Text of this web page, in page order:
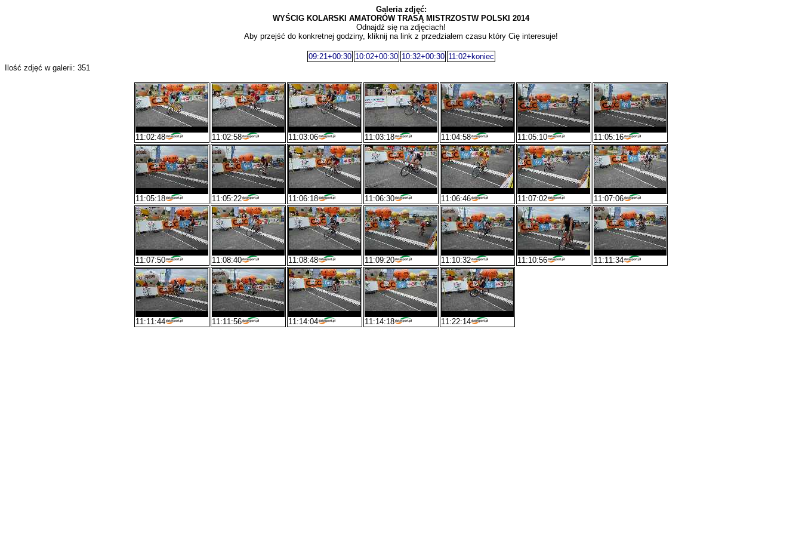
Galeria zdjęć:
WYŚCIG KOLARSKI AMATORÓW TRASĄ MISTRZOSTW POLSKI 2014
Odnajdź się na zdjęciach!
Aby przejść do konkretnej godziny, kliknij na link z przedziałem czasu który Cię interesuje!
09:21+00:30 10:02+00:30 10:32+00:30 11:02+koniec
Ilość zdjęć w galerii: 351
11:02:48 11:02:58 11:03:06 11:03:18 11:04:58 11:05:10 11:05:16
11:05:18 11:05:22 11:06:18 11:06:30 11:06:46 11:07:02 11:07:06
11:07:50 11:08:40 11:08:48 11:09:20 11:10:32 11:10:56 11:11:34
11:11:44 11:11:56 11:14:04 11:14:18 11:22:14